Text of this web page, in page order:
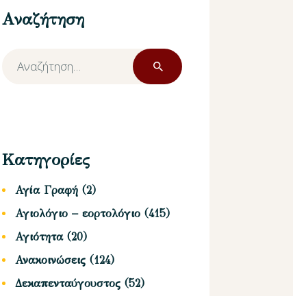
Αναζήτηση
Αναζήτηση
για:
Κατηγορίες
Αγία Γραφή (2)
Αγιολόγιο – εορτολόγιο (415)
Αγιότητα(20)
Ανακοινώσεις (124)
Δεκαπενταύγουστος (52)